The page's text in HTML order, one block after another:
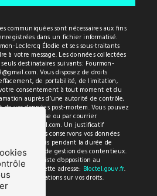
communiquées sont nécessaires aux fins
dans un fichier informatisé.
Leclercq Élodie et ses sous-traitants
à votre message. Les données collectées
destinataires suivants: Fourmon-
Vous disposez de droits
de portabilité, de limitation,
consentement à tout moment et du
auprès d’une autorité de contrôle,
de vos données post-mortem. Vous pouvez
à l'adresse ou par courrier
Un justificatif
Nous conservons vos données
de contact puis pendant la durée de
et de gestion des contentieux.
sur la liste d'opposition au
à cette adresse: Bloctel.gouv.fr.
plus d’informations sur vos droits.